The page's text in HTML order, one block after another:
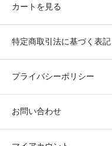
カートを見る
特定商取引法に基づく表記
プライバシーポリシー
お問い合わせ